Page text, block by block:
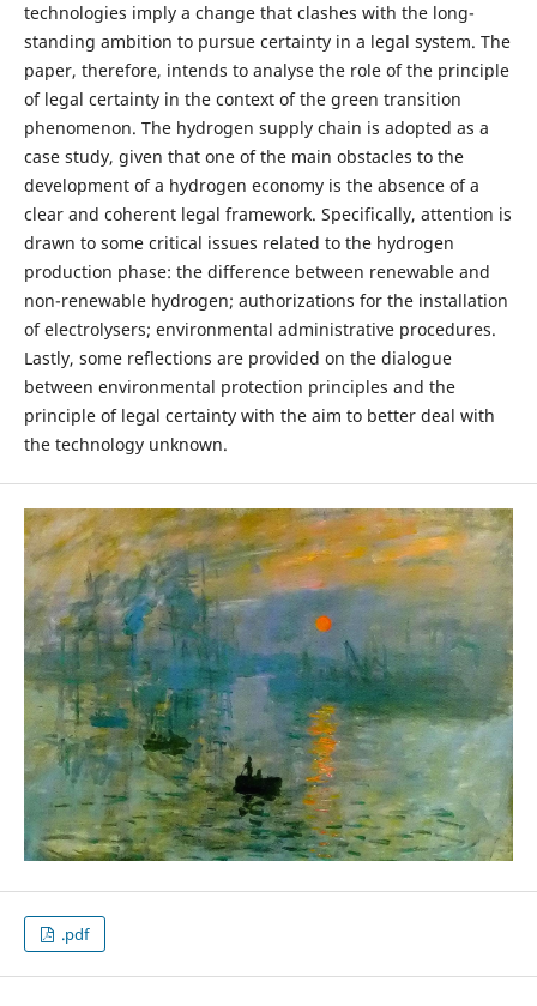
technologies imply a change that clashes with the long-
standing ambition to pursue certainty in a legal system. The
paper, therefore, intends to analyse the role of the principle
of legal certainty in the context of the green transition
phenomenon. The hydrogen supply chain is adopted as a
case study, given that one of the main obstacles to the
development of a hydrogen economy is the absence of a
clear and coherent legal framework. Specifically, attention is
drawn to some critical issues related to the hydrogen
production phase: the difference between renewable and
non-renewable hydrogen; authorizations for the installation
of electrolysers; environmental administrative procedures.
Lastly, some reflections are provided on the dialogue
between environmental protection principles and the
principle of legal certainty with the aim to better deal with
the technology unknown.
.pdf